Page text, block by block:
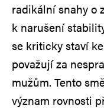
radikální snahy o
k narušení
se kriticky staví
považují za
mužům. Tento
význam rovnosti